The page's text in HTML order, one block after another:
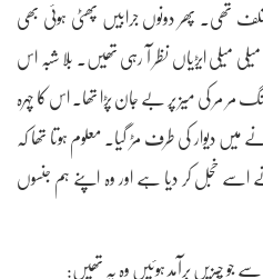
تھی۔ پھر دونوں جرابیں پھٹی ہوئی بھی
میلی ایڑیاں نظر آ رہی تھیں۔ بلا شبہ اس
مر مر کی میز پر بے جان پڑا تھا۔ اس کا چہرہ
دیوار کی طرف مڑ گیا۔ معلوم ہوتا تھا کہ
اسے خجل کر دیا ہے اور وہ اپنے ہم جنسوں
چیزیں برآمد ہوئیں وہ یہ تھیں: